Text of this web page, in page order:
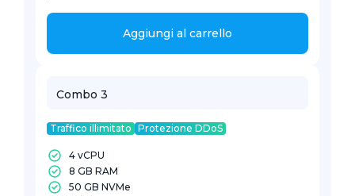
Aggiungi al carrello
Combo 3
Traffico illimitato Protezione DDoS
4 vCPU
8 GB RAM
50 GB NVMe